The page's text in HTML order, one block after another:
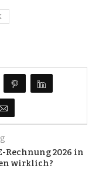
Rechnung 2026 in
wirklich?